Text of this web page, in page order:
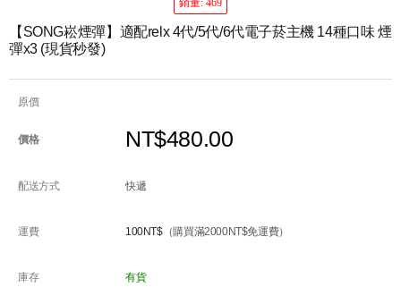
銷量: 469
【SONG崧煙彈】適配relx 4代/5代/6代電子菸主機 14種口味 煙
彈x3 (現貨秒發)
原價
價格 NT$480.00
配送方式 快遞
運費 100NT$（購買滿2000NT$免運費）
庫存 有貨